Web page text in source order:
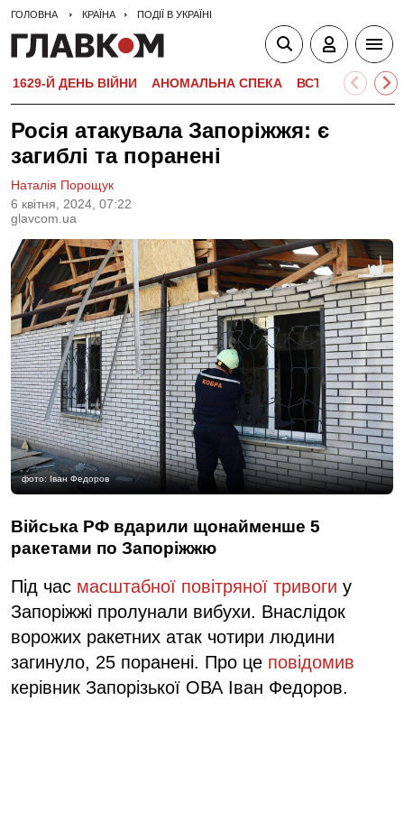
ГОЛОВНА КРАЇНА ПОДІЇ В УКРАЇНІ
1629-Й ДЕНЬ ВІЙНИ АНОМАЛЬНА СПЕКА ВСТУПНА
Росія атакувала Запоріжжя: є
загиблі та поранені
6 квiтня, 2024, 07:22
glavcom.ua
Наталія Порощук
фото: Іван Федоров
Війська РФ вдарили щонайменше 5
ракетами по Запоріжжю
Під час масштабної повітряної тривоги у
Запоріжжі пролунали вибухи. Внаслідок
ворожих ракетних атак чотири людини
загинуло, 25 поранені. Про це повідомив
керівник Запорізької ОВА Іван Федоров.